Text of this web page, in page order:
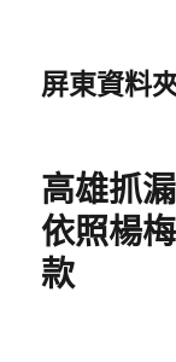
屏東資料
高雄抓
依照楊
款